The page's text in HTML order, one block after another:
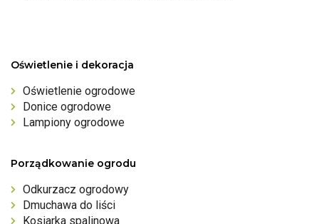
Oświetlenie i dekoracja
Oświetlenie ogrodowe
Donice ogrodowe
Lampiony ogrodowe
Porządkowanie ogrodu
Odkurzacz ogrodowy
Dmuchawa do liści
Kosiarka spalinowa